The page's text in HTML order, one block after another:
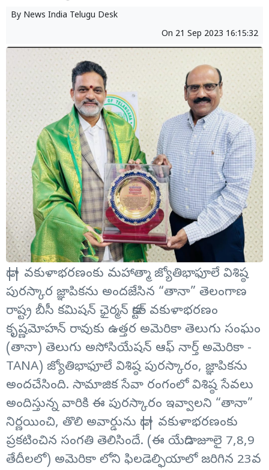
By News India Telugu Desk
On 21 Sep 2023 16:15:32
డా|| వకుళాభరణంకు మహాత్మా జ్యోతిభాఫూలే విశిష్ఠ
పురస్కార జ్ఞాపికను అందజేసిన “తానా” తెలంగాణ
రాష్ట్ర బీసీ కమిషన్ ఛైర్మన్ డాక్టర్ వకుళాభరణం
కృష్ణమోహన్ రావుకు ఉత్తర అమెరికా తెలుగు సంఘం
(తానా) తెలుగు అసోసియేషన్ ఆఫ్ నార్త్ అమెరికా -
TANA) జ్యోతిభాఫూలే విశిష్ఠ పురస్కారం, జ్ఞాపికను
అందచేసింది. సామాజిక సేవా రంగంలో విశిష్ఠ సేవలు
అందిస్తున్న వారికి ఈ పురస్కారం ఇవ్వాలని “తానా”
నిర్ణయించి, తొలి అవార్డును డా|| వకుళాభరణంకు
ప్రకటించిన సంగతి తెలిసిందే. (ఈ యేడాది జూలై 7,8,9
తేదీలలో) అమెరికా లోని ఫిలడెల్ఫియాలో జరిగిన 23వ